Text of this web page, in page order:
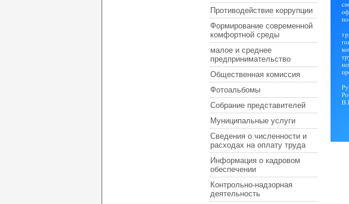
Противодействие коррупции
Формирование современной
комфортной среды
малое и среднее
предпринимательство
Общественная комиссия
Фотоальбомы
Собрание представителей
Муниципальные услуги
Сведения о численности и
расходах на оплату труда
Информация о кадровом
обеспечении
Контрольно-надзорная
деятельность